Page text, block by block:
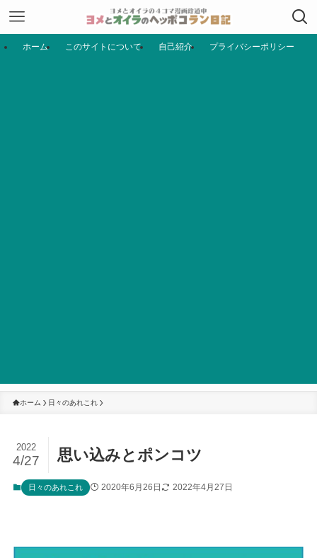
ホーム このサイトについて 自己紹介 プライバシーポリシー
ホーム 日々のあれこれ
思い込みとポンコツ
2022
4/27
日々のあれこれ 2020年6月26日 2022年4月27日